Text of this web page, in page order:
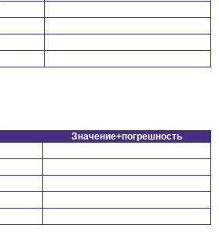
Значение+погрешность